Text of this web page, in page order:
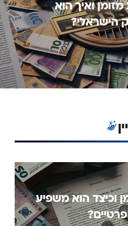
ואיך הוא
הישראלי?
וכיצד הוא משפיע